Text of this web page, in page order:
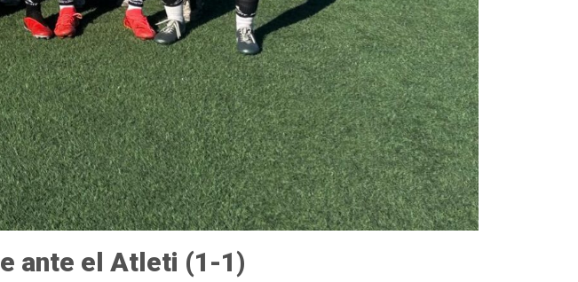
ante el Atleti (1-1)